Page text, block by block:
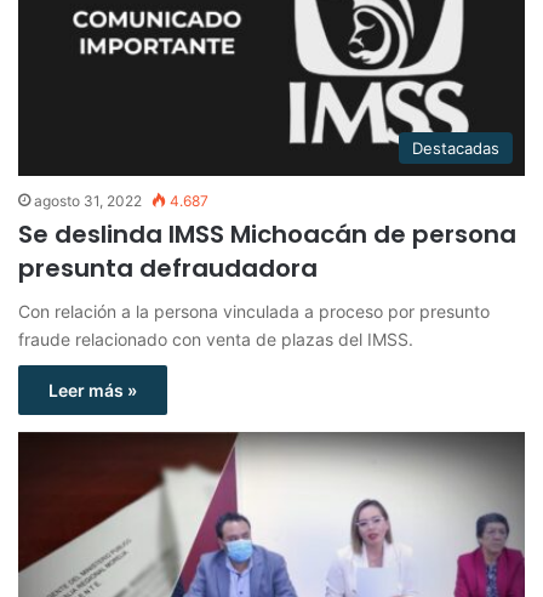
Destacadas
agosto 31, 2022 4.687
Se deslinda IMSS Michoacán de persona
presunta defraudadora
Con relación a la persona vinculada a proceso por presunto
fraude relacionado con venta de plazas del IMSS.
Leer más »